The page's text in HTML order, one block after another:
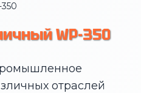
WP-350
отраслей